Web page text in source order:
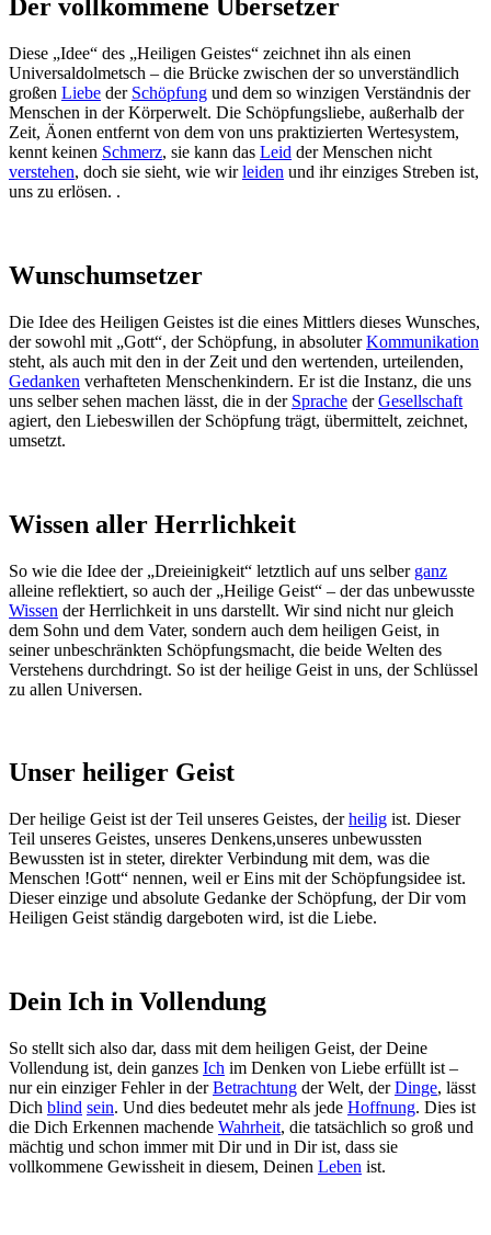
Der vollkommene Übersetzer
Diese „Idee“ des „Heiligen Geistes“ zeichnet ihn als einen
Universaldolmetsch – die Brücke zwischen der so unverständlich
großen Liebe der Schöpfung und dem so winzigen Verständnis der
Menschen in der Körperwelt. Die Schöpfungsliebe, außerhalb der
Zeit, Äonen entfernt von dem von uns praktizierten Wertesystem,
kennt keinen Schmerz, sie kann das Leid der Menschen nicht
verstehen, doch sie sieht, wie wirleiden und ihr einziges Streben ist,
uns zu erlösen. .
Wunschumsetzer
Die Idee des Heiligen Geistes ist die eines Mittlers dieses Wunsches,
der sowohl mit „Gott“, der Schöpfung, in absoluterKommunikation
steht, als auch mit den in der Zeit und den wertenden, urteilenden,
Gedanken verhafteten Menschenkindern. Er ist die Instanz, die uns
uns selber sehen machen lässt, die in der Sprache derGesellschaft
agiert, den Liebeswillen der Schöpfung trägt, übermittelt, zeichnet,
umsetzt.
Wissen aller Herrlichkeit
So wie die Idee der „Dreieinigkeit“ letztlich auf uns selber ganz
alleine reflektiert, so auch der „Heilige Geist“ – der das unbewusste
Wissen der Herrlichkeit in uns darstellt. Wir sind nicht nur gleich
dem Sohn und dem Vater, sondern auch dem heiligen Geist, in
seiner unbeschränkten Schöpfungsmacht, die beide Welten des
Verstehens durchdringt. So ist der heilige Geist in uns, der Schlüssel
zu allen Universen.
Unser heiliger Geist
Der heilige Geist ist der Teil unseres Geistes, derheilig ist. Dieser
Teil unseres Geistes, unseres Denkens,unseres unbewussten
Bewussten ist in steter, direkter Verbindung mit dem, was die
Menschen !Gott“ nennen, weil er Eins mit der Schöpfungsidee ist.
Dieser einzige und absolute Gedanke der Schöpfung, der Dir vom
Heiligen Geist ständig dargeboten wird, ist die Liebe.
Dein Ich in Vollendung
So stellt sich also dar, dass mit dem heiligen Geist, der Deine
Vollendung ist, dein ganzes Ich im Denken von Liebe erfüllt ist –
nur ein einziger Fehler in derBetrachtung der Welt, derDinge, lässt
Dich blind sein. Und dies bedeutet mehr als jede Hoffnung. Dies ist
die Dich Erkennen machende Wahrheit, die tatsächlich so groß und
mächtig und schon immer mit Dir und in Dir ist, dass sie
vollkommene Gewissheit in diesem, Deinen Leben ist.